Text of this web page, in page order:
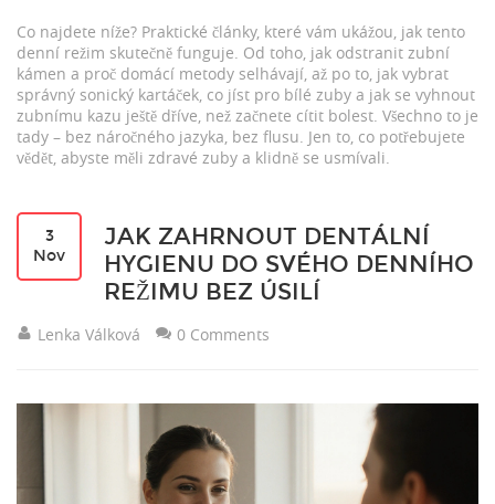
Co najdete níže? Praktické články, které vám ukážou, jak tento
denní režim skutečně funguje. Od toho, jak odstranit zubní
kámen a proč domácí metody selhávají, až po to, jak vybrat
správný sonický kartáček, co jíst pro bílé zuby a jak se vyhnout
zubnímu kazu ještě dříve, než začnete cítit bolest. Všechno to je
tady – bez náročného jazyka, bez flusu. Jen to, co potřebujete
vědět, abyste měli zdravé zuby a klidně se usmívali.
3
Nov
JAK ZAHRNOUT DENTÁLNÍ
HYGIENU DO SVÉHO DENNÍHO
REŽIMU BEZ ÚSILÍ
Lenka Válková 0 Comments